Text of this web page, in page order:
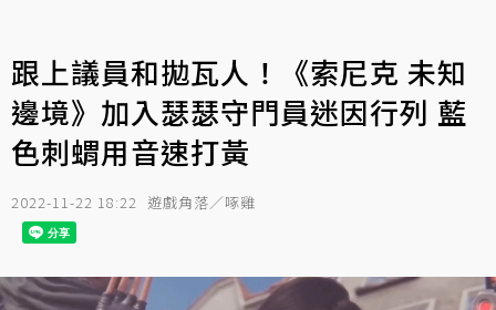
跟上議員和拋瓦人！《索尼克 未知
邊境》加入瑟瑟守門員迷因行列 藍
色刺蝟用音速打黃
2022-11-22 18:22 遊戲角落／啄雞